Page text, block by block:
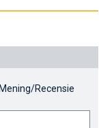
Mening/Recensie